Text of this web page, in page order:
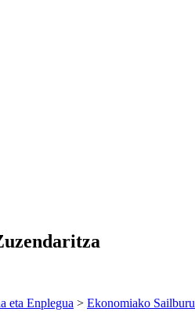
eta Enplegua > Ekonomiako